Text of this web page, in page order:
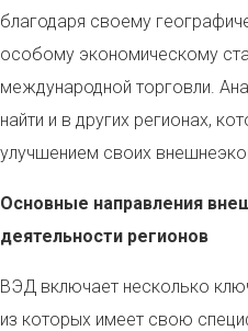
благодаря своему
особому экономическому
международной торговли.
найти и в других регионах,
улучшением своих
Основные направления
деятельности регионов
ВЭД включает несколько
из которых имеет свою